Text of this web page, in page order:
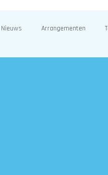
Nieuws Arrangementen